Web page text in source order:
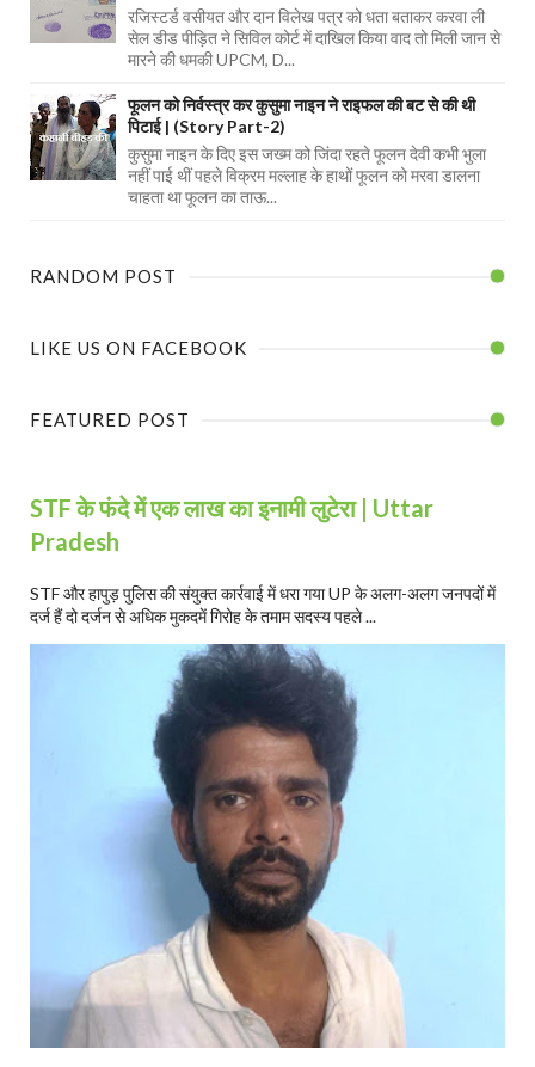
रजिस्टर्ड वसीयत और दान विलेख पत्र को धता बताकर करवा ली
सेल डीड पीड़ित ने सिविल कोर्ट में दाखिल किया वाद तो मिली जान से
मारने की धमकी UPCM, D...
फूलन को निर्वस्त्र कर कुसुमा नाइन ने राइफल की बट से की थी
पिटाई | (Story Part-2)
कुसुमा नाइन के दिए इस जख्म को जिंदा रहते फूलन देवी कभी भुला
नहीं पाई थीं पहले विक्रम मल्लाह के हाथों फूलन को मरवा डालना
चाहता था फूलन का ताऊ...
RANDOM POST
LIKE US ON FACEBOOK
FEATURED POST
STF के फंदे में एक लाख का इनामी लुटेरा | Uttar
Pradesh
STF और हापुड़ पुलिस की संयुक्त कार्रवाई में धरा गया UP के अलग-अलग जनपदों में
दर्ज हैं दो दर्जन से अधिक मुकदमें गिरोह के तमाम सदस्य पहले ...